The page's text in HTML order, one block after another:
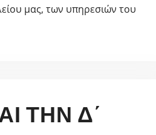
μας, των υπηρεσιών του
ΤΗΝ Δ΄